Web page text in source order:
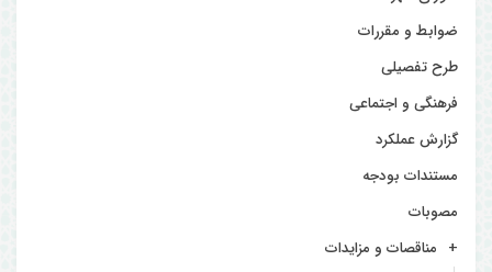
ضوابط و مقررات
طرح تفصیلی
فرهنگی و اجتماعی
گزارش عملکرد
مستندات بودجه
مصوبات
مناقصات و مزایدات